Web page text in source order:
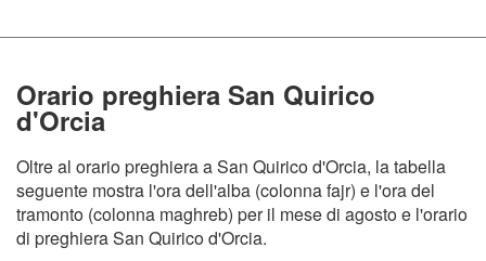
Orario preghiera San Quirico
d'Orcia
Oltre al orario preghiera a San Quirico d'Orcia, la tabella
seguente mostra l'ora dell'alba (colonna fajr) e l'ora del
tramonto (colonna maghreb) per il mese di agosto e l'orario
di preghiera San Quirico d'Orcia.